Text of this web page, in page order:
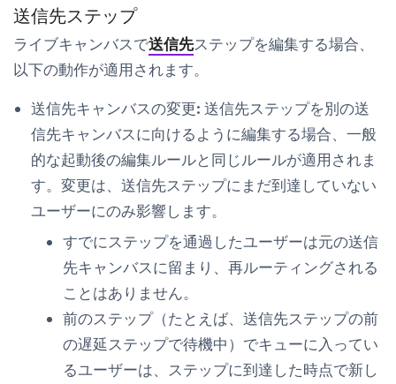
送信先ステップ
ライブキャンバスで送信先ステップを編集する場合、
以下の動作が適用されます。
送信先キャンバスの変更: 送信先ステップを別の送
信先キャンバスに向けるように編集する場合、一般
的な起動後の編集ルールと同じルールが適用されま
す。変更は、送信先ステップにまだ到達していない
ユーザーにのみ影響します。
すでにステップを通過したユーザーは元の送信
先キャンバスに留まり、再ルーティングされる
ことはありません。
前のステップ（たとえば、送信先ステップの前
の遅延ステップで待機中）でキューに入ってい
るユーザーは、ステップに到達した時点で新し